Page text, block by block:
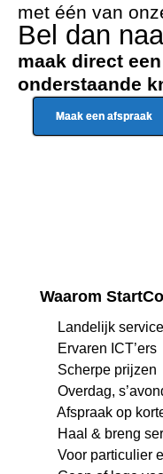
met één van
Bel dan
maak direct
onderstaande
Maak een afspraak
Waarom
Landelijk
Ervaren ICT’ers
Scherpe prijzen
Overdag,
Afspraak op
Haal & breng
Voor particulier